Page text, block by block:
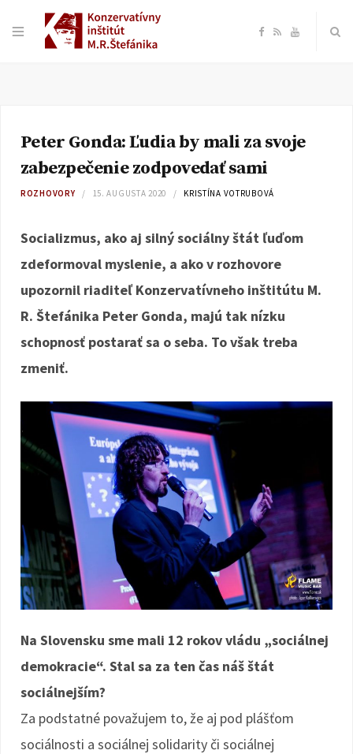
F
e
b
o
R Y
T
Peter Gonda: Ľudia by mali za svoje
zabezpečenie zodpovedať sami
ROZHOVORY 15. AUGUSTA 2020 KRISTÍNA VOTRUBOVÁ
Socializmus, ako aj silný sociálny štát ľuďom
zdeformoval myslenie, a ako v rozhovore
upozornil riaditeľ Konzervatívneho inštitútu M.
R. Štefánika Peter Gonda, majú tak nízku
schopnosť postarať sa o seba. To však treba
zmeniť.
Na Slovensku sme mali 12 rokov vládu „sociálnej
demokracie“. Stal sa za ten čas náš štát
sociálnejším?
Za podstatné považujem to, že aj pod plášťom
sociálnosti a sociálnej solidarity či sociálnej